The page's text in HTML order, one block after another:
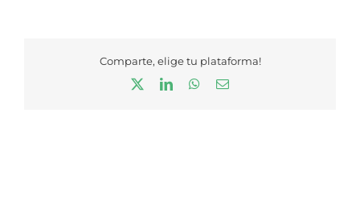
Comparte, elige tu plataforma!
LinkedInWhatsApp
Correo